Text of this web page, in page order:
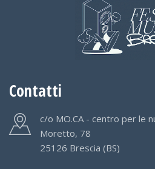
Contatti
c/o MO.CA - centro per le
Moretto, 78
25126 Brescia (BS)